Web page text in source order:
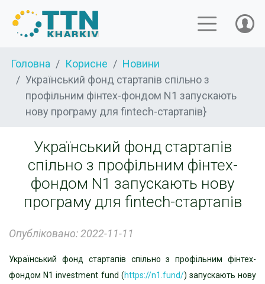
Головна Корисне
Новини
Український фонд стартапів спільно з
профільним фінтех-фондом N1 запускають
нову програму для fintech-стартапів}
Український фонд стартапів
спільно з профільним фінтех-
фондом N1 запускають нову
програму для fintech-стартапів
Опубліковано: 2022-11-11
Український фонд стартапів спільно з профільним фінтех-
фондом N1 investment fund (https://n1.fund/) запускають нову